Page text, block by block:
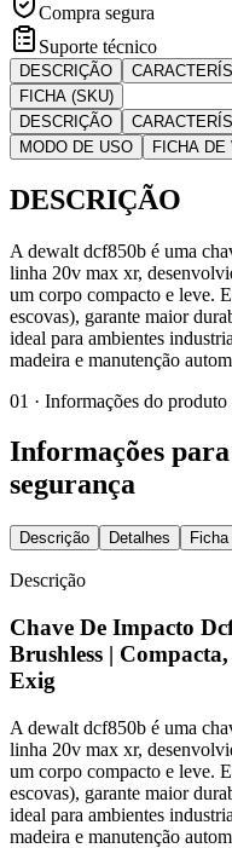
Compra segura
Suporte técnico
DESCRIÇÃO
FICHA (SKU)
DESCRIÇÃO
MODO DE USO
FICHA DE
DESCRIÇÃO
A dewalt dcf850b é uma
linha 20v max xr,
um corpo compacto e leve.
escovas), garante maior
ideal para ambientes
madeira e manutenção
01 · Informações do produto
Informações
segurança
Descrição Detalhes
Descrição
Chave De Impacto
Brushless |
Exig
A dewalt dcf850b é uma
linha 20v max xr,
um corpo compacto e leve.
escovas), garante maior
ideal para ambientes
madeira e manutenção